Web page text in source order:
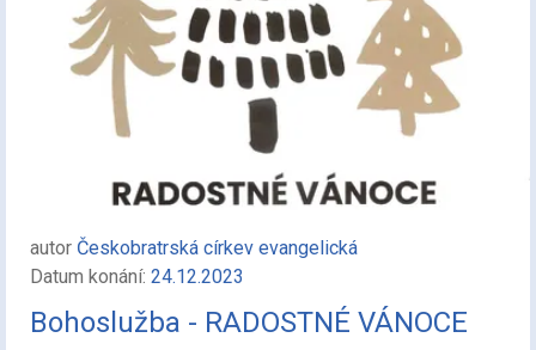
autor Českobratrská církev evangelická
Datum konání: 24.12.2023
Bohoslužba - RADOSTNÉ VÁNOCE